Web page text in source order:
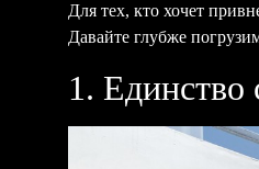
Для тех, кто хочет
Давайте глубже
1. Единство